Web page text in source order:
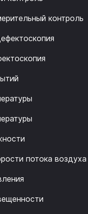
контроль
потока воздуха